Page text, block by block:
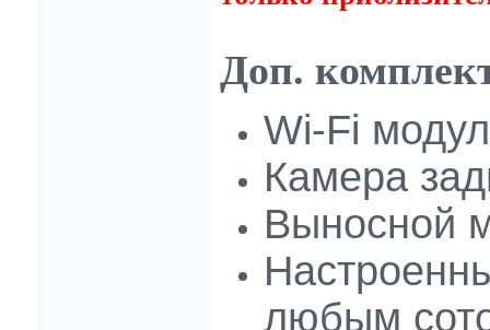
Доп.
Wi-Fi
Камера
Выносной
любым